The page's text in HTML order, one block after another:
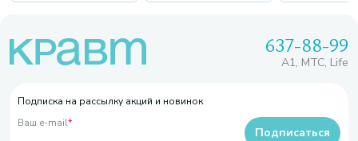
637-88-99
A1, МТС, Life
Подписка на рассылку акций и новинок
Ваш e-mail*
Подписаться